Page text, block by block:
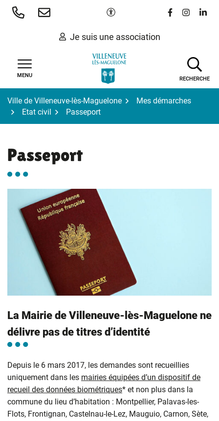
Aller
Paramètres d'accessibilité
Lien vers le
Lien vers
Lien
Je suis une association
MENU
RECHERCHE
Ville de Villeneuve-lès-Maguelone
Mes démarches
Etat civil
Passeport
Passeport
La Mairie de Villeneuve-lès-Maguelone ne
délivre pas de titres d’identité
Depuis le 6 mars 2017, les demandes sont recueillies
uniquement dans les mairies équipées d’un dispositif de
recueil des données biométriques* et non plus dans la
commune du lieu d’habitation : Montpellier, Palavas-les-
Flots, Frontignan, Castelnau-le-Lez, Mauguio, Carnon, Sète,